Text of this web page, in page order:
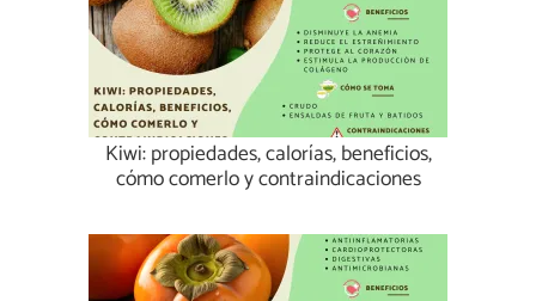
Kiwi: propiedades, calorías, beneficios,
cómo comerlo y contraindicaciones